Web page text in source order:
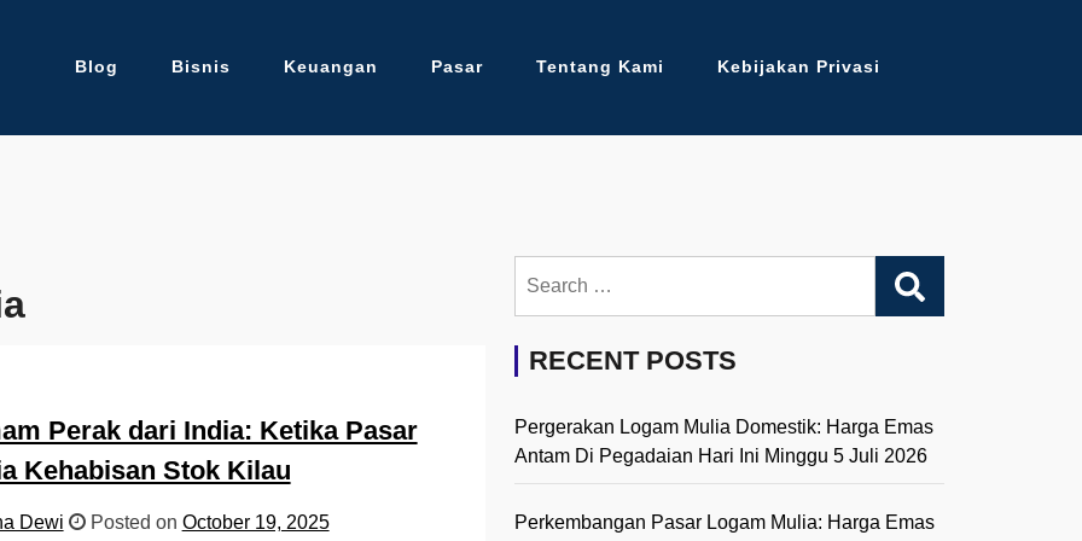
Blog Bisnis Keuangan Pasar Tentang Kami Kebijakan Privasi
Perak dari India: Ketika Pasar
Kehabisan Stok Kilau
Dewi Posted on October 19, 2025
for:
RECENT POSTS
Pergerakan Logam Mulia Domestik: Harga Emas
Antam Di Pegadaian Hari Ini Minggu 5 Juli 2026
Perkembangan Pasar Logam Mulia: Harga Emas